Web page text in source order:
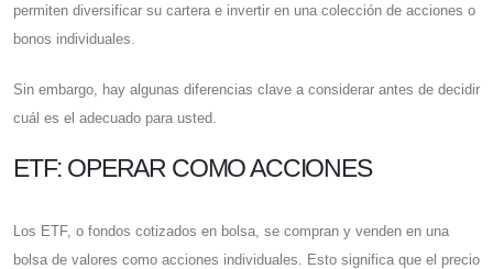
permiten diversificar su cartera e invertir en una colección de acciones o
bonos individuales.
Sin embargo, hay algunas diferencias clave a considerar antes de decidir
cuál es el adecuado para usted.
ETF: OPERAR COMO ACCIONES
Los ETF, o fondos cotizados en bolsa, se compran y venden en una
bolsa de valores como acciones individuales. Esto significa que el precio